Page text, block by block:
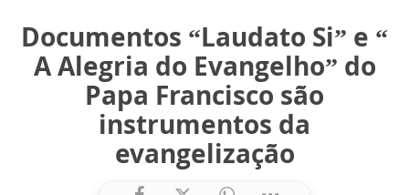
Documentos “Laudato Si” e “
A Alegria do Evangelho” do
Papa Francisco são
instrumentos da
evangelização